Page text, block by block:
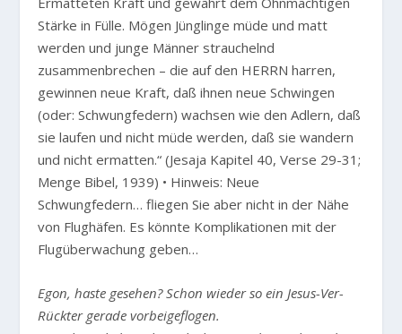
Stärke in Fülle. Mögen Jünglinge müde und matt
werden und junge Männer strauchelnd
zusammenbrechen – die auf den HERRN harren,
gewinnen neue Kraft, daß ihnen neue Schwingen
(oder: Schwungfedern) wachsen wie den Adlern, daß
sie laufen und nicht müde werden, daß sie wandern
und nicht ermatten.“ (Jesaja Kapitel 40, Verse 29-31;
Menge Bibel, 1939) • Hinweis: Neue
Schwungfedern… fliegen Sie aber nicht in der Nähe
von Flughäfen. Es könnte Komplikationen mit der
Flugüberwachung geben…
Egon, haste gesehen? Schon wieder so ein Jesus-Ver-
Rückter gerade vorbeigeflogen.